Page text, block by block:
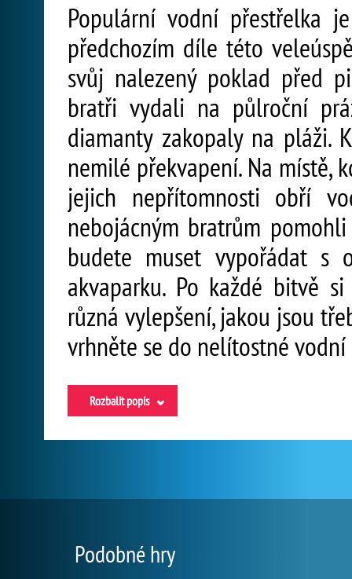
Populární vodní přestřelka
předchozím díle této
svůj nalezený poklad před
bratři vydali na půlroční
diamanty zakopaly na pláži.
nemilé překvapení. Na místě,
jejich nepřítomnosti obří
nebojácným bratrům
budete muset vypořádat s
akvaparku. Po každé bitvě
různá vylepšení, jakou jsou
vrhněte se do nelítostné
Rozbalit popis
Podobné hry